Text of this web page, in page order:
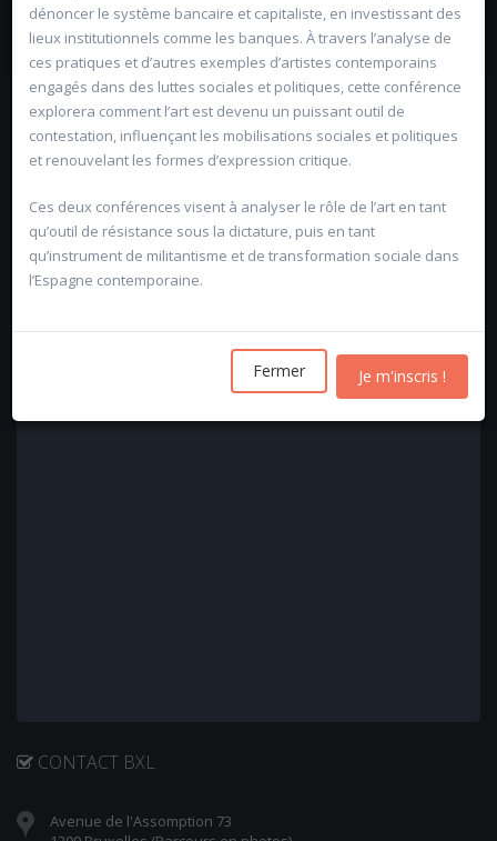
RETOUR
CONTACT LLN
Sentier du Goria 8-10
1348 Louvain-la-Neuve
Téléphone : 010 / 47 41 96
CONTACT BXL
Avenue de l'Assomption 73
dénoncer le système bancaire et capitaliste, en investissant des
lieux institutionnels comme les banques. À travers l’analyse de
ces pratiques et d’autres exemples d’artistes contemporains
engagés dans des luttes sociales et politiques, cette conférence
explorera comment l’art est devenu un puissant outil de
contestation, influençant les mobilisations sociales et politiques
et renouvelant les formes d’expression critique.
Ces deux conférences visent à analyser le rôle de l’art en tant
qu’outil de résistance sous la dictature, puis en tant
qu’instrument de militantisme et de transformation sociale dans
l’Espagne contemporaine.
Fermer Je m'inscris !